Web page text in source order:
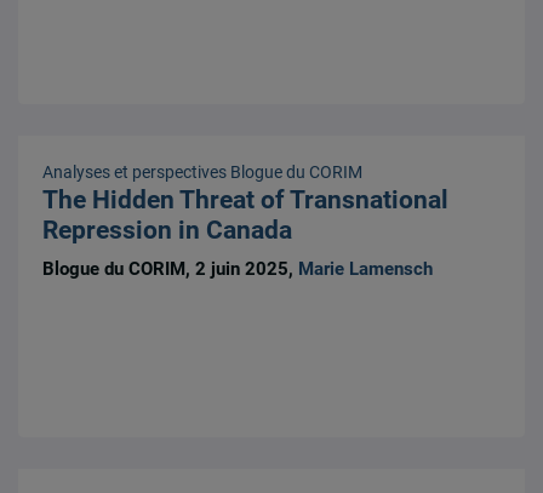
Analyses et perspectives Blogue du CORIM
The Hidden Threat of Transnational
Repression in Canada
Blogue du CORIM, 2 juin 2025, Marie Lamensch